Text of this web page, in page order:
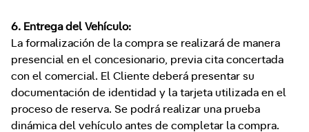
6. Entrega del Vehículo:
La formalización de la compra se realizará de manera
presencial en el concesionario, previa cita concertada
con el comercial. El Cliente deberá presentar su
documentación de identidad y la tarjeta utilizada en el
proceso de reserva. Se podrá realizar una prueba
dinámica del vehículo antes de completar la compra.